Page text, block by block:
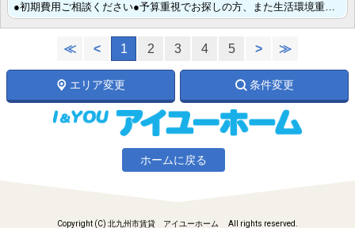
●初期費用ご相談ください●予算重視でお探しの方、また生活環境重視でお探しの方、生活諸事便利です。九州･･･
≪ < 1 2 3 4 5 > ≫
エリア変更 条件変更
ホームに戻る
Copyright (C) 北九州市賃貸 アイユーホーム All rights reserved.